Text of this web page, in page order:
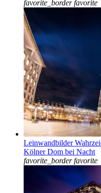
favorite_border favorite
Leinwandbilder
Kölner Dom bei Nacht
favorite_border favorite